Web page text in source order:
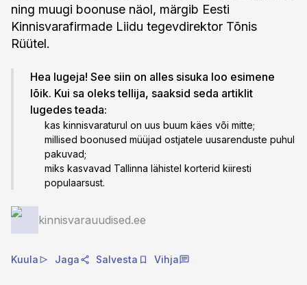
ning muugi boonuse näol, märgib Eesti
Kinnisvarafirmade Liidu tegevdirektor Tõnis
Rüütel.
Hea lugeja! See siin on alles sisuka loo esimene
lõik. Kui sa oleks tellija, saaksid seda artiklit
lugedes teada:
kas kinnisvaraturul on uus buum käes või mitte;
millised boonused müüjad ostjatele uusarenduste puhul
pakuvad;
miks kasvavad Tallinna lähistel korterid kiiresti
populaarsust.
kinnisvarauudised.ee
Kuula Jaga Salvesta Vihja